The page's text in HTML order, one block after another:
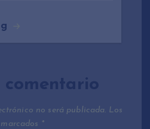
no será publicada. Los
*